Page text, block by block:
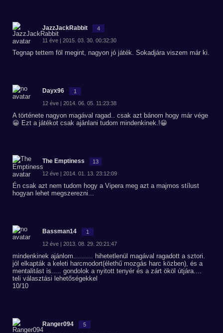
JazzJackRabbit 4
11 éve | 2015. 03. 30. 00:32:30
Tegnap tettem föl megint, nagyon jó játék. Sokadjára viszem már ki.
Dayx96 1
12 éve | 2014. 06. 05. 11:23:38
A története nagyon magával ragad.. csak azt bánom hogy már vége
😀 Ezt a játékot csak ajánlani tudom mindenkinek.!😀
The Emptiness 13
12 éve | 2014. 01. 13. 23:12:09
Én csak azt nem tudom hogy a Vipera meg azt a majmos stílust
hogyan lehet megszerezni...
Bassman14 1
12 éve | 2013. 08. 29. 20:21:47
mindenkinek ajánlom.......... hihetetlenül magával ragadott a sztori.
jól elkapták a keleti harcmodort(élethű mozgás harc közben), és a
mentalitást is..... gondolok a nyitott tenyér és a zárt ököl útjára....
teli választási lehetőségekkel
10/10
Ranger094 5